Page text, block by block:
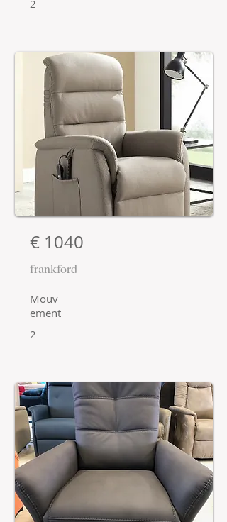
2
€ 1040
frankford
Mouv
ement
2